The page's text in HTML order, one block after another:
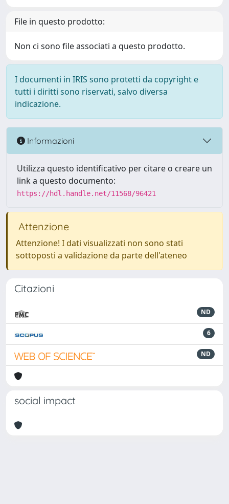
File in questo prodotto:
Non ci sono file associati a questo prodotto.
I documenti in IRIS sono protetti da copyright e
tutti i diritti sono riservati, salvo diversa
indicazione.
Informazioni
Utilizza questo identificativo per citare o creare un
link a questo documento:
https://hdl.handle.net/11568/96421
Attenzione
Attenzione! I dati visualizzati non sono stati
sottoposti a validazione da parte dell'ateneo
Citazioni
ND
6
ND
social impact